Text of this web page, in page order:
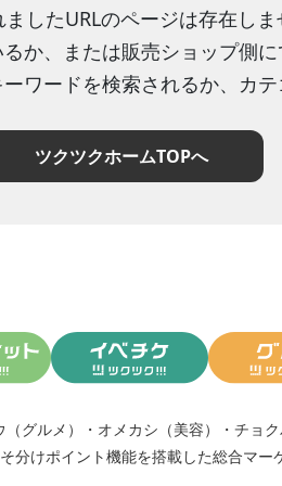
したURLのページは存在しま
か、または販売ショップ側
ワードを検索されるか、カテ
ツクツクホームTOPへ
グルメ） ・ オメカシ（美容） ・ チョク
分けポイント機能を搭載した総合マー